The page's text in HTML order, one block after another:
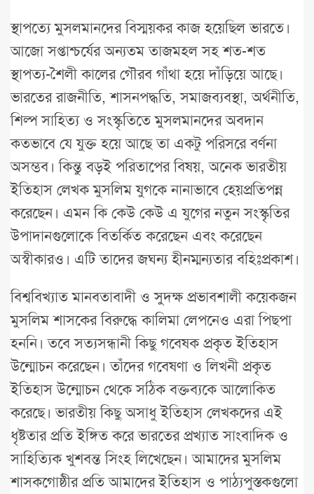
স্থাপত্যে মুসলমানদের বিস্ময়কর কাজ হয়েছিল ভারতে।
আজো সপ্তাশ্চর্যের অন্যতম তাজমহল সহ শত-শত
স্থাপত্য-শৈলী কালের গৌরব গাঁথা হয়ে দাঁড়িয়ে আছে।
ভারতের রাজনীতি, শাসনপদ্ধতি, সমাজব্যবস্থা, অর্থনীতি,
শিল্প সাহিত্য ও সংস্কৃতিতে মুসলমানদের অবদান
কতভাবে যে যুক্ত হয়ে আছে তা একটু পরিসরে বর্ণনা
অসম্ভব। কিন্তু বড়ই পরিতাপের বিষয়, অনেক ভারতীয়
ইতিহাস লেখক মুসলিম যুগকে নানাভাবে হেয়প্রতিপন্ন
করেছেন। এমন কি কেউ কেউ এ যুগের নতুন সংস্কৃতির
উপাদানগুলোকে বিতর্কিত করেছেন এবং করেছেন
অস্বীকারও। এটি তাদের জঘন্য হীনম্মন্যতার বহিঃপ্রকাশ।
বিশ্ববিখ্যাত মানবতাবাদী ও সুদক্ষ প্রভাবশালী কয়েকজন
মুসলিম শাসকের বিরুদ্ধে কালিমা লেপনেও এরা পিছপা
হননি। তবে সত্যসন্ধানী কিছু গবেষক প্রকৃত ইতিহাস
উন্মোচন করেছেন। তাঁদের গবেষণা ও লিখনী প্রকৃত
ইতিহাস উন্মোচন থেকে সঠিক বক্তব্যকে আলোকিত
করেছে। ভারতীয় কিছু অসাধু ইতিহাস লেখকদের এই
ধৃষ্টতার প্রতি ইঙ্গিত করে ভারতের প্রখ্যাত সাংবাদিক ও
সাহিত্যিক খুশবন্ত সিংহ লিখেছেন। আমাদের মুসলিম
শাসকগোষ্ঠীর প্রতি আমাদের ইতিহাস ও পাঠ্যপুস্তকগুলো